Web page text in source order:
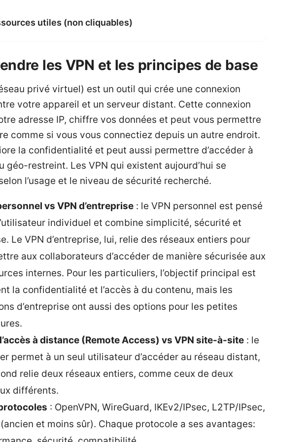
utiles (non cliquables)
les VPN et les principes de base
privé virtuel) est un outil qui crée une connexion
votre appareil et un serveur distant. Cette connexion
adresse IP, chiffre vos données et peut vous permettre
comme si vous vous connectiez depuis un autre endroit.
la confidentialité et peut aussi permettre d’accéder à
géo-restreint. Les VPN qui existent aujourd’hui se
l’usage et le niveau de sécurité recherché.
vs VPN d’entreprise : le VPN personnel est pensé
individuel et combine simplicité, sécurité et
Le VPN d’entreprise, lui, relie des réseaux entiers pour
aux collaborateurs d’accéder de manière sécurisée aux
internes. Pour les particuliers, l’objectif principal est
la confidentialité et l’accès à du contenu, mais les
d’entreprise ont aussi des options pour les petites
à distance (Remote Access) vs VPN site-à-site : le
permet à un seul utilisateur d’accéder au réseau distant,
relie deux réseaux entiers, comme ceux de deux
différents.
: OpenVPN, WireGuard, IKEv2/IPsec, L2TP/IPsec,
(ancien et moins sûr). Chaque protocole a ses avantages: